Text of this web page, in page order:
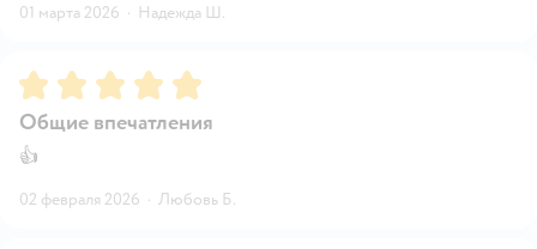
01 марта 2026 · Надежда Ш.
Рейтинг:5
Общие впечатления
👍
02 февраля 2026 · Любовь Б.